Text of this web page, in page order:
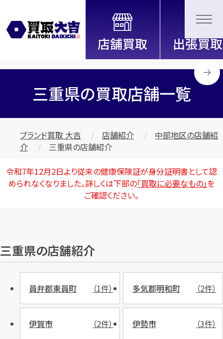
全国2000店舗以上展開中！
信頼と実績の買取専門店「買取大
吉」
三重県の買取店舗一覧
ブランド買取 大吉 店舗紹介
中部地区の店舗紹
介
三重県の店舗紹介
令和7年12月2日より従来の健康保険証が身分証明書として認
められなくなりました。詳しくは下部の「買取に必要なもの」を
ご確認ください。
三重県の店舗紹介
員弁郡東員町 （1件） 多気郡明和町 （2件）
伊賀市 （2件） 伊勢市 （3件）